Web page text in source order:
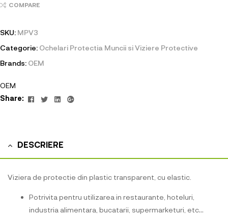
COMPARE
SKU: MPV3
Categorie: Ochelari Protectia Muncii si Viziere Protective
Brands: OEM
OEM
Share:
Facebook
TwitterLinkedin
Google+
DESCRIERE
Viziera de protectie din plastic transparent, cu elastic.
Potrivita pentru utilizarea in restaurante, hoteluri,
industria alimentara, bucatarii, supermarketuri, etc…